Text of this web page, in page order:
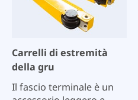
Carrelli di estremità
della gru
Il fascio terminale è un